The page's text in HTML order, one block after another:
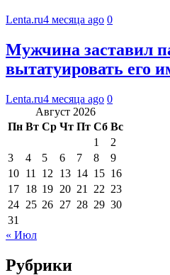
Lenta.ru4 месяца ago 0
Мужчина заставил
вытатуировать его
Lenta.ru4 месяца ago 0
Август 2026
Пн Вт Ср Чт Пт Сб Вс
1
2
3
4 5 6 7 8
9
10 11 12 13 14 15 16
17 18 19 20 21 22 23
24 25 26 27 28 29 30
31
« Июл
Рубрики